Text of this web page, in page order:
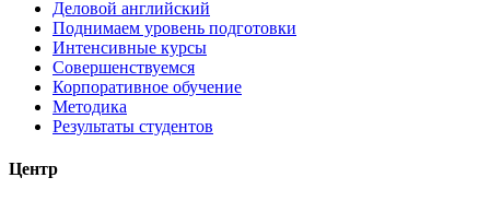
Деловой английский
Поднимаем уровень подготовки
Интенсивные курсы
Совершенствуемся
Корпоративное обучение
Методика
Результаты студентов
Центр